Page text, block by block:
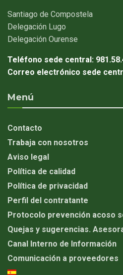
Santiago de Compostela
Delegación Lugo
Delegación Ourense
Teléfono sede central:
Correo electrónico sede
Menú
Contacto
Trabaja con nosotros
Aviso legal
Política de calidad
Política de privacidad
Perfil del contratante
Protocolo prevención acoso
Quejas y sugerencias.
Canal Interno de Información
Comunicación a proveedores